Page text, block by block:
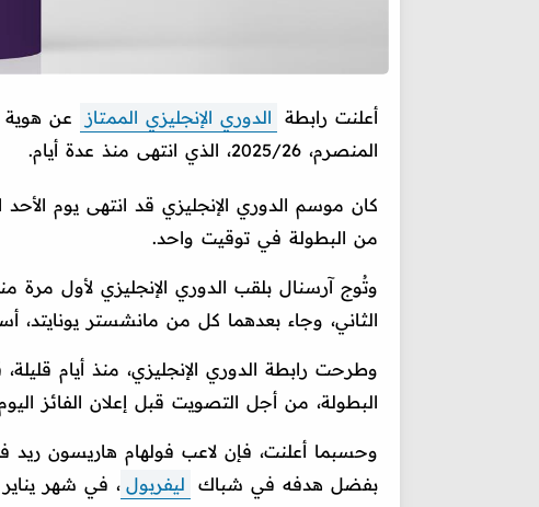
أعلنت رابطة الدوري الإنجليزي الممتاز
عن هوية
المنصرم، 2025/26، الذي انتهى منذ عدة أيام.
كان موسم الدوري الإنجليزي قد انتهى يوم
من البطولة في توقيت واحد.
الثاني، وجاء بعدهما كل من مانشستر يونايتد،
وطرحت رابطة الدوري الإنجليزي، منذ أيام
البطولة، من أجل التصويت قبل إعلان الفائز
وحسبما أعلنت، فإن لاعب فولهام هاريسون
بفضل هدفه في شباك
ليفربول ، في شهر